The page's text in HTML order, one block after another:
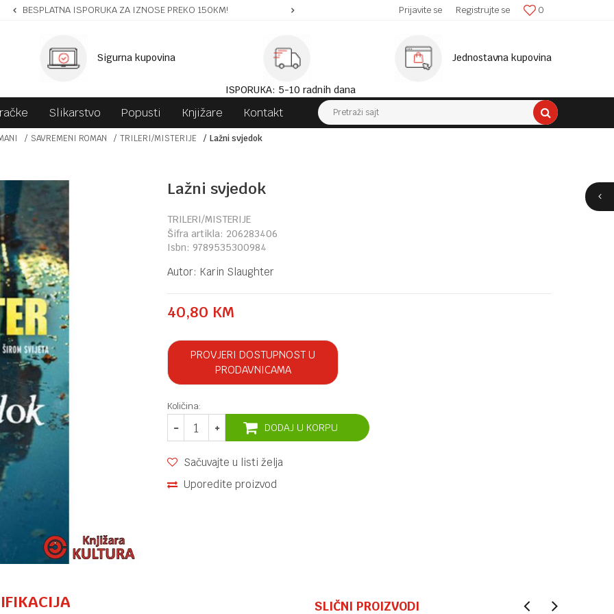
PREKO 150KM! SIGURNA ISPORUKA! MINIMALNA VRIJEDNOST KUPOVINE 10KM!
0
Prijavite se Registrujte se
Sigurna kupovina
ISPORUKA: 5-10 radnih dana
Jednostavna kupovina
Slikarstvo Popusti Knjižare Kontakt Pretraži sajt
SAVREMENI ROMAN TRILERI/MISTERIJE Lažni svjedok
Lažni svjedok
TRILERI/MISTERIJE
Šifra artikla: 206283406
Isbn: 9789535300984
Autor: Karin Slaughter
40,80 KM
PROVJERI DOSTUPNOST U
PRODAVNICAMA
Količina:
DODAJ U KORPU
Sačuvajte u listi želja
Uporedite proizvod
SLIČNI PROIZVODI